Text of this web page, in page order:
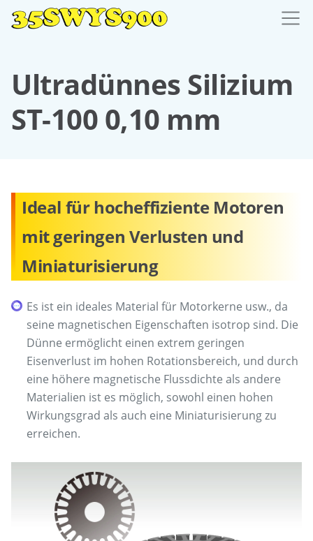
Ultradünnes Silizium
ST-100 0,10 mm
Ideal für hocheffiziente Motoren
mit geringen Verlusten und
Miniaturisierung
Es ist ein ideales Material für Motorkerne usw., da
seine magnetischen Eigenschaften isotrop sind. Die
Dünne ermöglicht einen extrem geringen
Eisenverlust im hohen Rotationsbereich, und durch
eine höhere magnetische Flussdichte als andere
Materialien ist es möglich, sowohl einen hohen
Wirkungsgrad als auch eine Miniaturisierung zu
erreichen.